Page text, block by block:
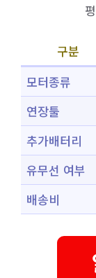
구분
모터종류
연장툴
추가배터리
유무선 여부
배송비